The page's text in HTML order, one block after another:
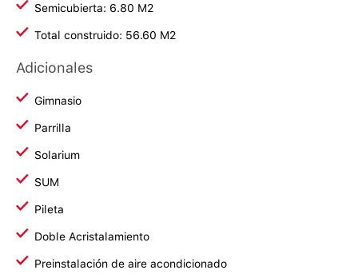
Semicubierta: 6.80 M2
Total construido: 56.60 M2
Adicionales
Gimnasio
Parrilla
Solarium
SUM
Pileta
Doble Acristalamiento
Preinstalación de aire acondicionado